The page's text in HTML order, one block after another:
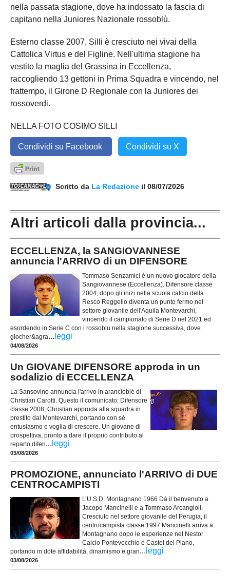
nella passata stagione, dove ha indossato la fascia di
capitano nella Juniores Nazionale rossoblù.
Esterno classe 2007, Silli è cresciuto nei vivai della
Cattolica Virtus e del Figline. Nell'ultima stagione ha
vestito la maglia del Grassina in Eccellenza,
raccogliendo 13 gettoni in Prima Squadra e vincendo, nel
frattempo, il Girone D Regionale con la Juniores dei
rossoverdi.
NELLA FOTO COSIMO SILLI
Condividi su Facebook Condividi su X
Scritto da La Redazione il 08/07/2026
Altri articoli dalla provincia...
ECCELLENZA, la SANGIOVANNESE
annuncia l'ARRIVO di un DIFENSORE
Tommaso Senzamici è un nuovo giocatore della
Sangiovannese (Eccellenza). Difensore classe
2004, dopo gli inizi nella scuola calcio della
Resco Reggello diventa un punto fermo nel
settore giovanile dell'Aquila Montevarchi,
vincendo il campionato di Serie D nel 2021 ed
esordendo in Serie C con i rossoblu nella stagione successiva, dove
giocher&agra... leggi
04/08/2026
Un GIOVANE DIFENSORE approda in un
sodalizio di ECCELLENZA
La Sansovino annuncia l'arrivo in arancioblè di
Christian Carotti. Questo il comunicato: Difensore
classe 2008, Christian approda alla squadra in
prestito dal Montevarchi, portando con sé
entusiasmo e voglia di crescere. Un giovane di
prospettiva, pronto a dare il proprio contributo al
reparto difen... leggi
03/08/2026
PROMOZIONE, annunciato l'ARRIVO di DUE
CENTROCAMPISTI
L’U.S.D. Montagnano 1966 Dà il benvenuto a
Jacopo Mancinelli e a Tommaso Arcangioli.
Cresciuto nel settore giovanile del Perugia, il
centrocampista classe 1997 Mancinelli arriva a
Montagnano dopo le esperienze nel Nestor
Calcio Pontevecchio e Castel del Piano,
portando in dote affidabilità, dinamismo e gran... leggi
03/08/2026